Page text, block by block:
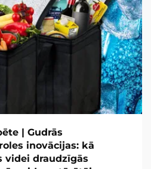
| Gudrās
inovācijas: kā
videi draudzīgās